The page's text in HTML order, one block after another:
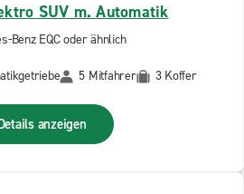
SUV m. Automatik
Benz EQC oder ähnlich
5 Mitfahrer 3 Koffer
anzeigen